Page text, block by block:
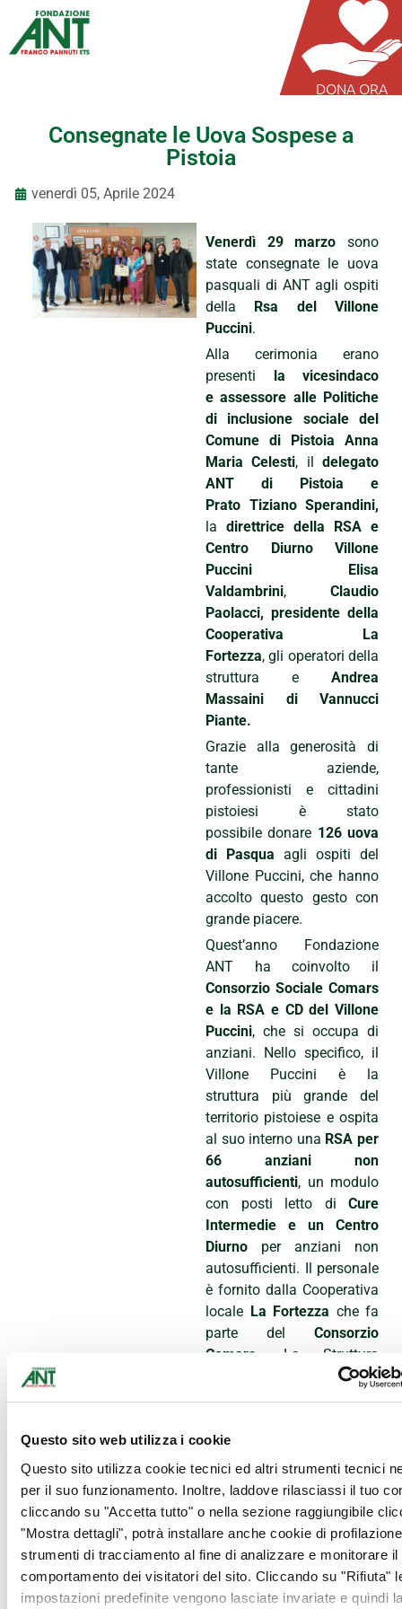
Questo sito web utilizza i cookie
Questo sito utilizza cookie tecnici ed altri strumenti tecnici
per il suo funzionamento. Inoltre, laddove rilasciassi il tuo
cliccando su "Accetta tutto" o nella sezione raggiungibile
"Mostra dettagli", potrà installare anche cookie di
strumenti di tracciamento al fine di analizzare e monitorare il
comportamento dei visitatori del sito. Cliccando su "Rifiuta"
impostazioni predefinite vengono lasciate invariate e quindi
DONA ORA
Consegnate le Uova Sospese a
Pistoia
venerdì 05, Aprile 2024
Venerdì 29 marzo sono
state consegnate le uova
pasquali di ANT agli ospiti
della Rsa del Villone
Puccini.
Alla cerimonia erano
presenti la vicesindaco
e assessore alle Politiche
di inclusione sociale del
Comune di Pistoia Anna
Maria Celesti, ildelegato
ANT di Pistoia e
Prato Tiziano Sperandini,
ladirettrice della RSA e
Centro Diurno Villone
Puccini Elisa
Valdambrini, Claudio
Paolacci, presidente della
Cooperativa La
Fortezza, gli operatori della
struttura e Andrea
Massaini di Vannucci
Piante.
Grazie alla generosità di
tante aziende,
professionisti e cittadini
pistoiesi è stato
possibile donare 126 uova
di Pasqua agli ospiti del
Villone Puccini, che hanno
accolto questo gesto con
grande piacere.
Quest’anno Fondazione
ANT ha coinvolto il
Consorzio Sociale Comars
e la RSA e CD del Villone
Puccini, che si occupa di
anziani. Nello specifico, il
Villone Puccini è la
struttura più grande del
territorio pistoiese e ospita
al suo interno una RSA per
66 anziani non
autosufficienti, un modulo
con posti letto di Cure
Intermedie e un Centro
Diurno per anziani non
autosufficienti. Il personale
è fornito dalla Cooperativa
locale La Fortezza che fa
parte del Consorzio
Comars . La Struttura
garantisce assistenza di
base alla persona e
h24, ma prevede anche un
servizio di Fisioterapia e
riattivazione funzionale e
un servizio di Animazione
Socio-Educativa.
Fondazione ANT ringrazia i
professionisti, le aziende
e i cittadini che hanno